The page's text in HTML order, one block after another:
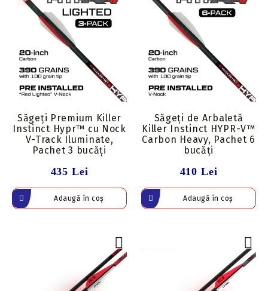
Săgeți Premium Killer
Instinct Hypr™ cu Nock
V-Track Iluminate,
Pachet 3 bucăți
435 Lei
Săgeți de Arbaletă
Killer Instinct HYPR-V™
Carbon Heavy, Pachet 6
bucăți
410 Lei